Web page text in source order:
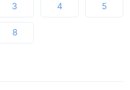
3 4 5
8